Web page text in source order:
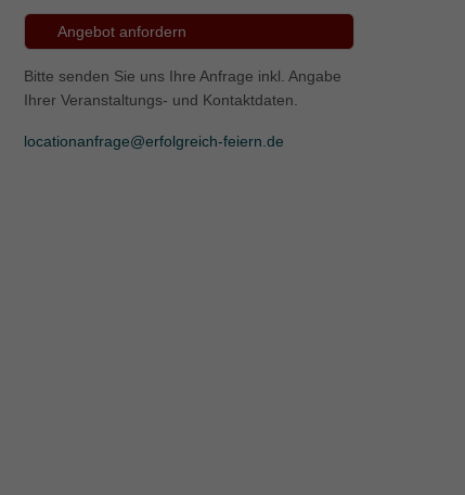
Angebot anfordern
Bitte senden Sie uns Ihre Anfrage inkl. Angabe
Ihrer Veranstaltungs- und Kontaktdaten.
locationanfrage@erfolgreich-feiern.de
Marketing